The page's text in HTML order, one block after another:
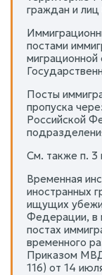
граждан и
постами
миграционной
Посты
пропуска
Российской
См. также п. 3
Временная
иностранных
ищущих
Федерации, в
постах
временного
Приказом
116) от 14